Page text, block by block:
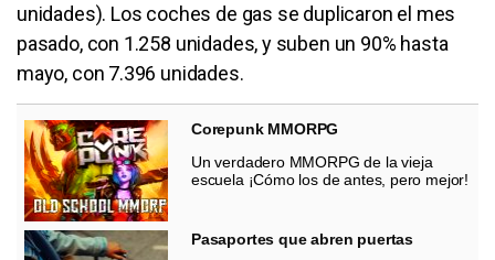
unidades). Los coches de gas se duplicaron el mes
pasado, con 1.258 unidades, y suben un 90% hasta
mayo, con 7.396 unidades.
Corepunk MMORPG
Un verdadero MMORPG de la vieja
escuela ¡Cómo los de antes, pero mejor!
Pasaportes que abren puertas